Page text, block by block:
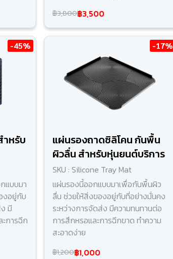
฿3,800฿3,500
-45%
หรับ
แบบมา
งอยู่กับ
มี
การฉีก
-17%
แผ่นรองถาดซิลิโคน กันพื้น
ผิวลื่น สำหรับหุ่นยนต์บริการ
SKU : Silicone Tray Mat
แผ่นรองนี้ออกแบบมาเพื่อกันพื้นผิว
ลื่น ช่วยให้สิ่งของอยู่กับที่อย่างมั่นคง
ระหว่างการจัดส่ง มีความทนทานต่อ
การสึกหรอและการฉีกขาด ทําความ
สะอาดง่าย
฿1,200฿1,000